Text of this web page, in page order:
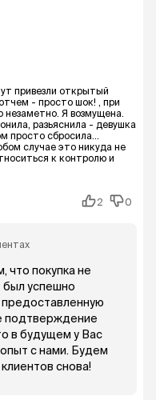
привезли открытый
- просто шок! , при
Я возмущена.
разьяснила - девушка
просто сбросила...
случае это никуда не
к контролю и
2 0
покупка не
был успешно
подтверждение
в будущем у Вас
с нами. Будем
снова!